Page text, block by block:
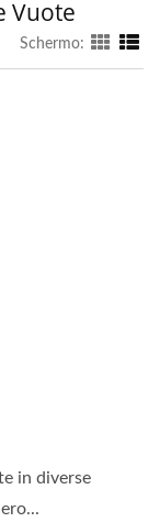
Vuote
Schermo:
in diverse